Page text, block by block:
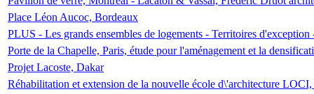
Place Léon Aucoc, Bordeaux
PLUS - Les grands ensembles de logements - Territoires
Porte de la Chapelle, Paris, étude pour l'aménagement et la
Projet Lacoste, Dakar
Réhabilitation et extension de la nouvelle école d\'architecture